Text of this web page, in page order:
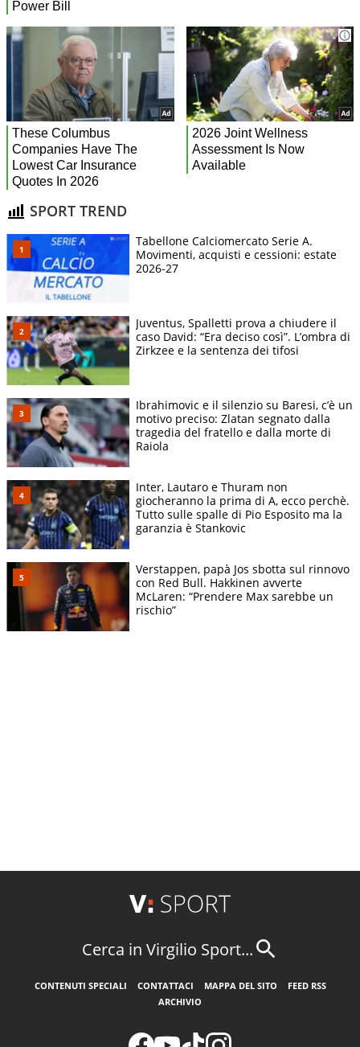
SPORT TREND
Tabellone Calciomercato Serie A.
Movimenti, acquisti e cessioni: estate
2026-27
Juventus, Spalletti prova a chiudere il
caso David: “Era deciso così”. L’ombra di
Zirkzee e la sentenza dei tifosi
Ibrahimovic e il silenzio su Baresi, c’è un
motivo preciso: Zlatan segnato dalla
tragedia del fratello e dalla morte di
Raiola
Inter, Lautaro e Thuram non
giocheranno la prima di A, ecco perchè.
Tutto sulle spalle di Pio Esposito ma la
garanzia è Stankovic
Verstappen, papà Jos sbotta sul rinnovo
con Red Bull. Hakkinen avverte
McLaren: “Prendere Max sarebbe un
rischio”
Cerca in Virgilio Sport...
CONTENUTI SPECIALI CONTATTACI MAPPA DEL SITO
FEED RSS
ARCHIVIO